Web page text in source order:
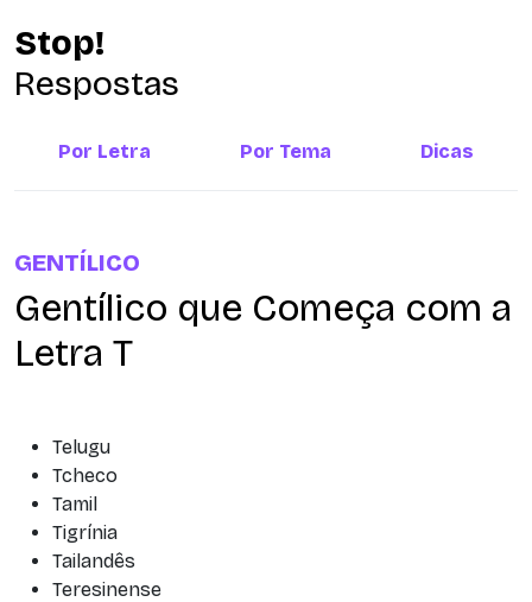
Stop!
Respostas
Por Letra Por Tema Dicas
GENTÍLICO
Gentílico que Começa com a
Letra T
Telugu
Tcheco
Tamil
Tigrínia
Tailandês
Teresinense